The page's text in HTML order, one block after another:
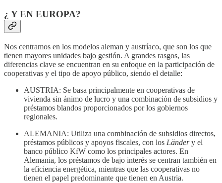
¿ Y EN EUROPA?
Nos centramos en los modelos aleman y austríaco, que son los que
tienen mayores unidades bajo gestión. A grandes rasgos, las
diferencias clave se encuentran en su enfoque en la participación de
cooperativas y el tipo de apoyo público, siendo el detalle:
AUSTRIA: Se basa principalmente en cooperativas de
vivienda sin ánimo de lucro y una combinación de subsidios y
préstamos blandos proporcionados por los gobiernos
regionales.
ALEMANIA: Utiliza una combinación de subsidios directos,
préstamos públicos y apoyos fiscales, con los Ländery el
banco público KfW como los principales actores. En
Alemania, los préstamos de bajo interés se centran también en
la eficiencia energética, mientras que las cooperativas no
tienen el papel predominante que tienen en Austria.